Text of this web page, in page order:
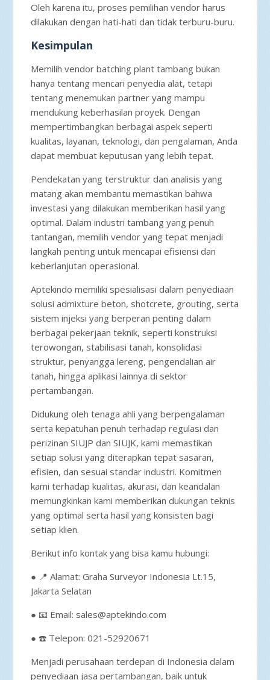
Oleh karena itu, proses pemilihan vendor harus
dilakukan dengan hati-hati dan tidak terburu-buru.
Kesimpulan
Memilih vendor batching plant tambang bukan
hanya tentang mencari penyedia alat, tetapi
tentang menemukan partner yang mampu
mendukung keberhasilan proyek. Dengan
mempertimbangkan berbagai aspek seperti
kualitas, layanan, teknologi, dan pengalaman, Anda
dapat membuat keputusan yang lebih tepat.
Pendekatan yang terstruktur dan analisis yang
matang akan membantu memastikan bahwa
investasi yang dilakukan memberikan hasil yang
optimal. Dalam industri tambang yang penuh
tantangan, memilih vendor yang tepat menjadi
langkah penting untuk mencapai efisiensi dan
keberlanjutan operasional.
Aptekindo memiliki spesialisasi dalam penyediaan
solusi admixture beton, shotcrete, grouting, serta
sistem injeksi yang berperan penting dalam
berbagai pekerjaan teknik, seperti konstruksi
terowongan, stabilisasi tanah, konsolidasi
struktur, penyangga lereng, pengendalian air
tanah, hingga aplikasi lainnya di sektor
pertambangan.
Didukung oleh tenaga ahli yang berpengalaman
serta kepatuhan penuh terhadap regulasi dan
perizinan SIUJP dan SIUJK, kami memastikan
setiap solusi yang diterapkan tepat sasaran,
efisien, dan sesuai standar industri. Komitmen
kami terhadap kualitas, akurasi, dan keandalan
memungkinkan kami memberikan dukungan teknis
yang optimal serta hasil yang konsisten bagi
setiap klien.
Berikut info kontak yang bisa kamu hubungi:
● 📍 Alamat: Graha Surveyor Indonesia Lt.15,
Jakarta Selatan
● 📧 Email: sales@aptekindo.com
● ☎️ Telepon: 021-52920671
Menjadi perusahaan terdepan di Indonesia dalam
penyediaan jasa pertambangan, baik untuk